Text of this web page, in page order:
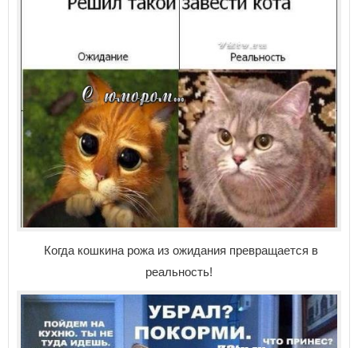
Когда кошкина рожа из ожидания превращается в
реальность!